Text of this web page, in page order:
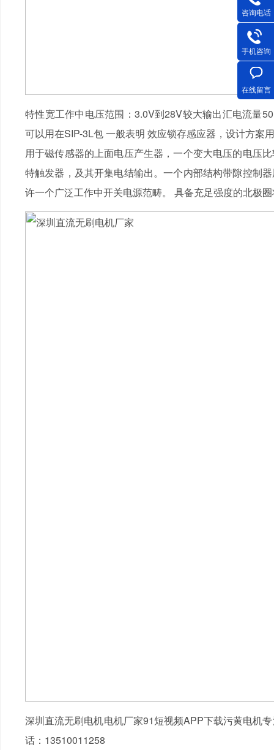
特性宽工作中电压范围：3.0V到28V较大输出汇电流量
可以用在SIP-3L包 一般表明 效应锁存感应器，设计方案
用于磁传感器的上面电压产生器，一个变大电压的电压
特触发器，及其开集电结输出。一个内部结构带隙控制
许一个广泛工作中开关电源范畴。 具备充足强度的北极
深圳直流无刷电机电机厂家91短视频APP下载污黄电机
话：13510011258
咨询电话
手机咨询
在线留言